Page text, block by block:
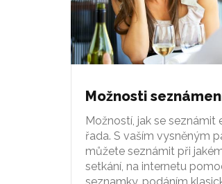
Možnosti
Možností, jak se seznámit
řada. S vaším vysněným
můžete seznámit při
setkání, na internetu